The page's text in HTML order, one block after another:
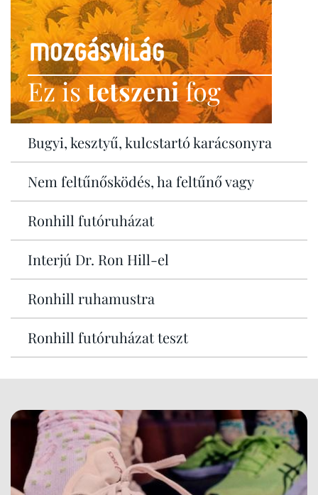
Ez istetszenifog
Bugyi, kesztyű, kulcstartó karácsonyra
Nem feltűnősködés, ha feltűnő vagy
Ronhill futóruházat
Interjú Dr. Ron Hill-el
Ronhill ruhamustra
Ronhill futóruházat teszt